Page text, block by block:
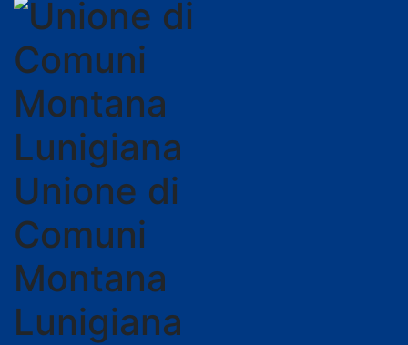
Unione di
Comuni
Montana
Lunigiana